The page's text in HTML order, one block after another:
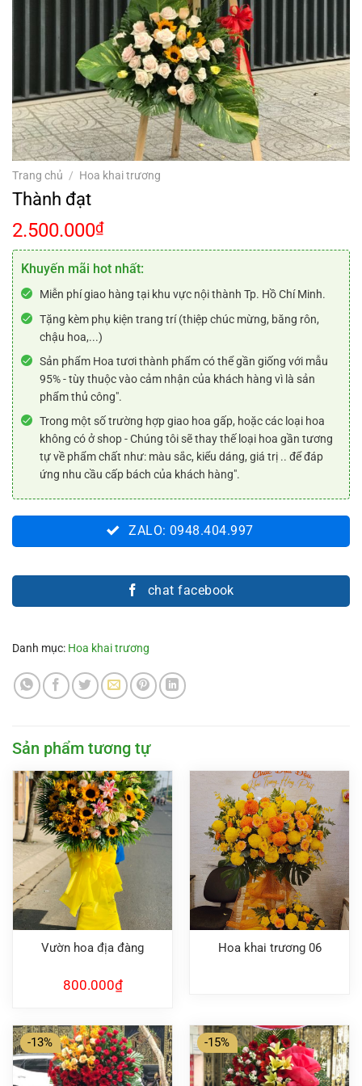
Trang chủ / Hoa khai trương
Thành đạt
2.500.000₫
Khuyến mãi hot nhất:
Miễn phí giao hàng tại khu vực nội thành Tp. Hồ Chí Minh.
Tặng kèm phụ kiện trang trí (thiệp chúc mừng, băng rôn,
chậu hoa,...)
Sản phẩm Hoa tươi thành phẩm có thể gần giống với mẫu
95% - tùy thuộc vào cảm nhận của khách hàng vì là sản
phẩm thủ công".
Trong một số trường hợp giao hoa gấp, hoặc các loại hoa
không có ở shop - Chúng tôi sẽ thay thế loại hoa gần tương
tự về phẩm chất như: màu sắc, kiểu dáng, giá trị .. để đáp
ứng nhu cầu cấp bách của khách hàng".
ZALO: 0948.404.997
chat facebook
Danh mục: Hoa khai trương
Sản phẩm tương tự
Vườn hoa địa đàng
800.000₫
Hoa khai trương 06
-13% -15%